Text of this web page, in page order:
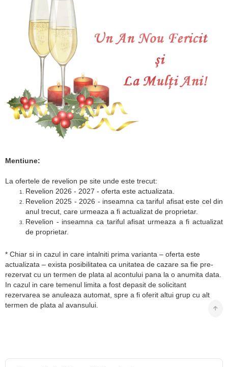
Mentiune:
La ofertele de revelion pe site unde este trecut:
Revelion 2026 - 2027 - oferta este actualizata.
Revelion 2025 - 2026 - inseamna ca tariful afisat este cel din
anul trecut, care urmeaza a fi actualizat de proprietar.
Revelion - inseamna ca tariful afisat urmeaza a fi actualizat
de proprietar.
* Chiar si in cazul in care intalniti prima varianta – oferta este
actualizata – exista posibilitatea ca unitatea de cazare sa fie pre-
rezervat cu un termen de plata al acontului pana la o anumita data.
In cazul in care temenul limita a fost depasit de solicitant
rezervarea se anuleaza automat, spre a fi oferit altui grup cu alt
termen de plata al avansului.